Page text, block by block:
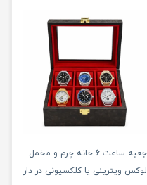
جعبه ساعت 6 خانه چرم و مخمل
لوکس ويترينی يا کلکسيونی در دار